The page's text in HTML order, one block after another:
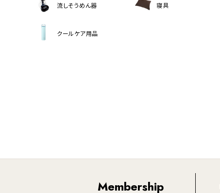
流しそうめん器 寝具
クールケア用品
Membership